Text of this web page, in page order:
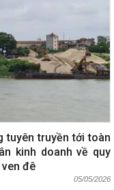
tuyên truyền tới toàn
kinh doanh về quy
đê
05/05/2026